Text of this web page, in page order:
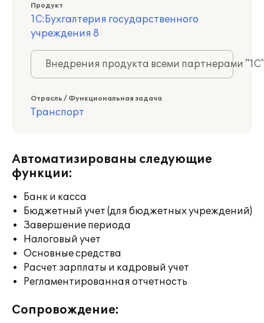
Продукт
1С:Бухгалтерия государственного
учреждения 8
Внедрения продукта всеми партнерами
Отрасль / Функциональная задача
Транспорт
Автоматизированы следующие
функции:
Банк и касса
Бюджетный учет (для бюджетных учреждений)
Завершение периода
Налоговый учет
Основные средства
Расчет зарплаты и кадровый учет
Регламентированная отчетность
Сопровождение: